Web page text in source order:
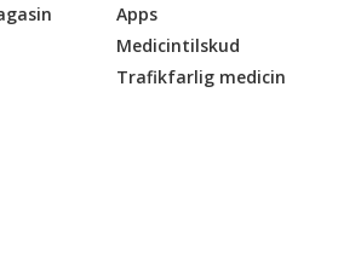
Apps
Medicintilskud
Trafikfarlig medicin